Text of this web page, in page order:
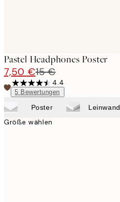
Pastel Headphones Poster
7,50 €15 €
4.4
5 Bewertungen
Poster Leinwand
Größe wählen